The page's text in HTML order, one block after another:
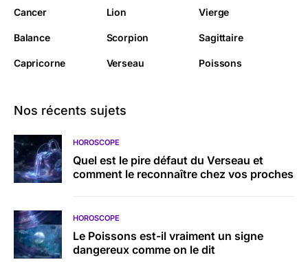
Cancer Lion Vierge
Balance Scorpion Sagittaire
Capricorne Verseau Poissons
Nos récents sujets
HOROSCOPE
Quel est le pire défaut du Verseau et
comment le reconnaître chez vos proches
HOROSCOPE
Le Poissons est-il vraiment un signe
dangereux comme on le dit